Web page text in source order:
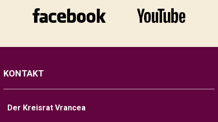
KONTAKT
Der Kreisrat Vrancea